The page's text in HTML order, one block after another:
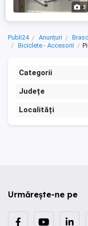
3
Publi24 Anunțuri
Biciclete - Accesorii
Categorii
Județe
Localități
Urmărește-ne pe